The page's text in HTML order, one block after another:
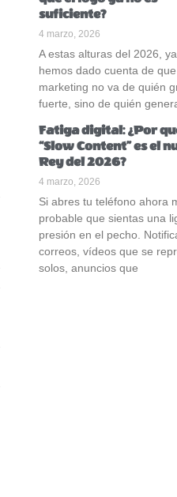
suficiente?
4 marzo, 2026
A estas alturas del 2026,
hemos dado cuenta de
marketing no va de quién
fuerte, sino de quién
Fatiga digital: ¿Por
“Slow Content” es el
Rey del 2026?
4 marzo, 2026
Si abres tu teléfono ahora
probable que sientas una
presión en el pecho.
correos, vídeos que se
solos, anuncios que